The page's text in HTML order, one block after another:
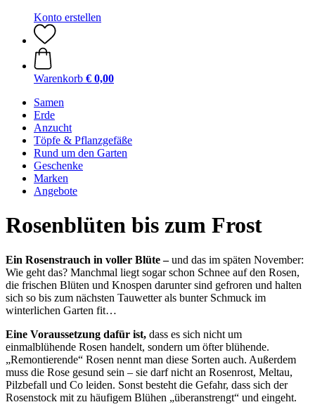
Konto erstellen
Warenkorb € 0,00
Samen
Erde
Anzucht
Töpfe & Pflanzgefäße
Rund um den Garten
Geschenke
Marken
Angebote
Rosenblüten bis zum Frost
Ein Rosenstrauch in voller Blüte –und das im späten November:
Wie geht das? Manchmal liegt sogar schon Schnee auf den Rosen,
die frischen Blüten und Knospen darunter sind gefroren und halten
sich so bis zum nächsten Tauwetter als bunter Schmuck im
winterlichen Garten fit…
Eine Voraussetzung dafür ist, dass es sich nicht um
einmalblühende Rosen handelt, sondern um öfter blühende.
„Remontierende“ Rosen nennt man diese Sorten auch. Außerdem
muss die Rose gesund sein – sie darf nicht an Rosenrost, Meltau,
Pilzbefall und Co leiden. Sonst besteht die Gefahr, dass sich der
Rosenstock mit zu häufigem Blühen „überanstrengt“ und eingeht.